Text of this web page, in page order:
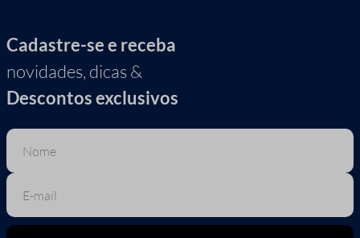
Cadastre-se e receba
novidades, dicas &
Descontos exclusivos